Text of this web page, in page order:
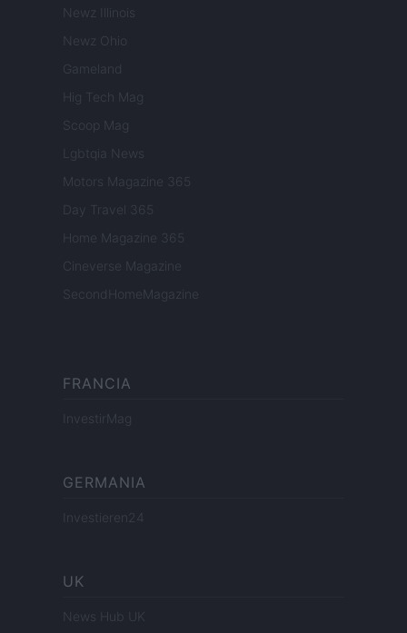
Newz Illinois
Newz Ohio
Gameland
Hig Tech Mag
Scoop Mag
Lgbtqia News
Motors Magazine 365
Day Travel 365
Home Magazine 365
Cineverse Magazine
SecondHomeMagazine
FRANCIA
InvestirMag
GERMANIA
Investieren24
UK
News Hub UK